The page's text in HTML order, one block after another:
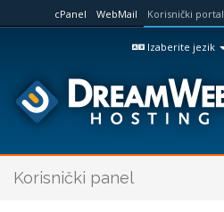
cPanel WebMail Korisnički portal
Izaberite jezik
Korisnički panel